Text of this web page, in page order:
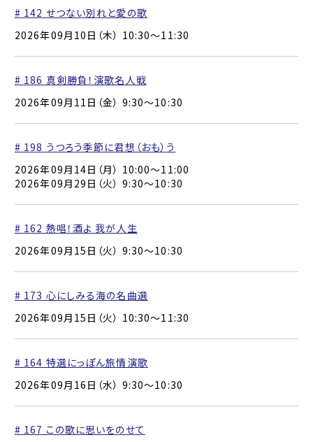
# 142 せつない別れと愛の歌
2026年09月10日（木） 10:30〜11:30
# 186 真剣勝負！演歌名人戦
2026年09月11日（金） 9:30〜10:30
# 198 うつろう季節に君想（おも）う
2026年09月14日（月） 10:00〜11:00
2026年09月29日（火） 9:30〜10:30
# 162 熱唱！酒よ 我が人生
2026年09月15日（火） 9:30〜10:30
# 173 心にしみる海の名曲選
2026年09月15日（火） 10:30〜11:30
# 164 特選にっぽん旅情演歌
2026年09月16日（水） 9:30〜10:30
# 167 この歌に思いをのせて